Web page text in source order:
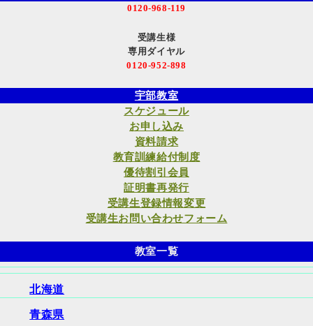
0120-968-119
受講生様
専用ダイヤル
0120-952-898
宇部教室
スケジュール
お申し込み
資料請求
教育訓練給付制度
優待割引会員
証明書再発行
受講生登録情報変更
受講生お問い合わせフォーム
教室一覧
北海道
青森県